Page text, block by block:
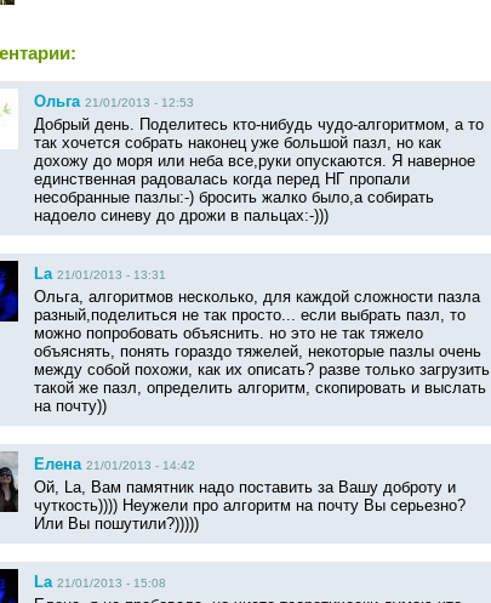
Ольга 21/01/2013 - 12:53
Добрый день. Поделитесь кто-нибудь чудо-алгоритмом, а то
так хочется собрать наконец уже большой пазл, но как
дохожу до моря или неба все,руки опускаются. Я наверное
единственная радовалась когда перед НГ пропали
несобранные пазлы:-) бросить жалко было,а собирать
надоело синеву до дрожи в пальцах:-)))
La 21/01/2013 - 13:31
Ольга, алгоритмов несколько, для каждой сложности пазла
разный,поделиться не так просто... если выбрать пазл, то
можно попробовать объяснить. но это не так тяжело
объяснять, понять гораздо тяжелей, некоторые пазлы очень
между собой похожи, как их описать? разве только загрузить
такой же пазл, определить алгоритм, скопировать и выслать
на почту))
Елена 21/01/2013 - 14:42
Ой, La, Вам памятник надо поставить за Вашу доброту и
чуткость)))) Неужели про алгоритм на почту Вы серьезно?
Или Вы пошутили?)))))
La 21/01/2013 - 15:08